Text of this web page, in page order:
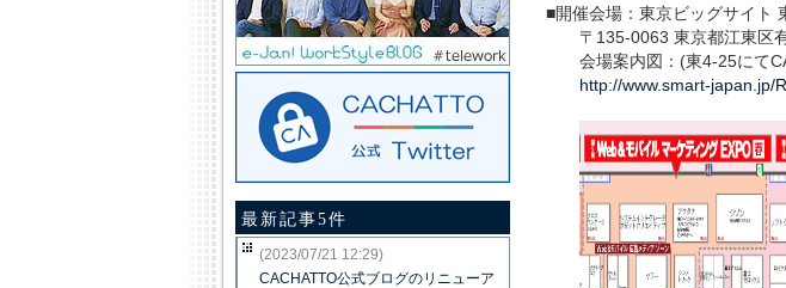
■開催会場：東京ビッグサイト
〒135-0063 東京都江東区
会場案内図：(東4-25にて
http://www.smart-japan.jp/
最新記事5件
(2023/07/21 12:29)
CACHATTO公式ブログのリニューア